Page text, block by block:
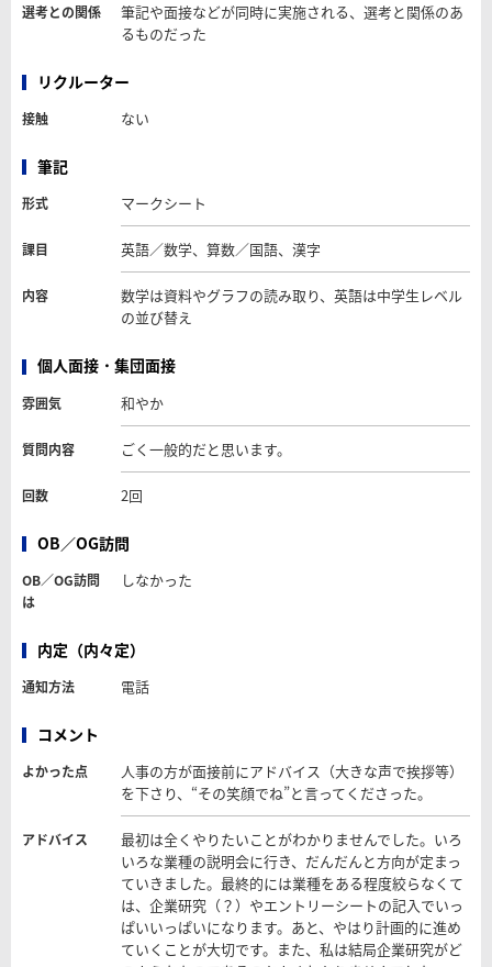
選考との関係
筆記や面接などが同時に実施される、選考と関係のあ
るものだった
リクルーター
接触 ない
筆記
形式 マークシート
課目 英語／数学、算数／国語、漢字
内容
数学は資料やグラフの読み取り、英語は中学生レベル
の並び替え
個人面接・集団面接
雰囲気 和やか
質問内容 ごく一般的だと思います。
回数 2回
OB／OG訪問
OB／OG訪問
は
しなかった
内定（内々定）
通知方法 電話
コメント
よかった点
人事の方が面接前にアドバイス（大きな声で挨拶等）
を下さり、“その笑顔でね”と言ってくださった。
アドバイス
最初は全くやりたいことがわかりませんでした。いろ
いろな業種の説明会に行き、だんだんと方向が定まっ
ていきました。最終的には業種をある程度絞らなくて
は、企業研究（？）やエントリーシートの記入でいっ
ぱいいっぱいになります。あと、やはり計画的に進め
ていくことが大切です。また、私は結局企業研究がど